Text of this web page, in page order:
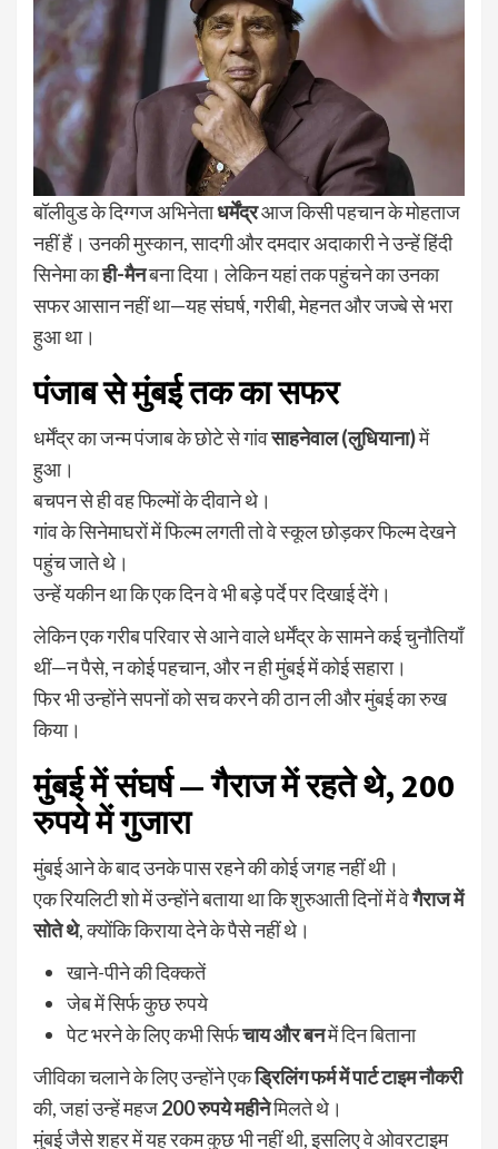
बॉलीवुड के दिग्गज अभिनेताधर्मेंद्रआज किसी पहचान के मोहताज
नहीं हैं। उनकी मुस्कान, सादगी और दमदार अदाकारी ने उन्हें हिंदी
सिनेमा काही-मैनबना दिया। लेकिन यहां तक पहुंचने का उनका
सफर आसान नहीं था—यह संघर्ष, गरीबी, मेहनत और जज्बे से भरा
हुआ था।
पंजाब से मुंबई तक का सफर
धर्मेंद्र का जन्म पंजाब के छोटे से गांवसाहनेवाल (लुधियाना)में
हुआ।
बचपन से ही वह फिल्मों के दीवाने थे।
गांव के सिनेमाघरों में फिल्म लगती तो वे स्कूल छोड़कर फिल्म देखने
पहुंच जाते थे।
उन्हें यकीन था कि एक दिन वे भी बड़े पर्दे पर दिखाई देंगे।
लेकिन एक गरीब परिवार से आने वाले धर्मेंद्र के सामने कई चुनौतियाँ
थीं—न पैसे, न कोई पहचान, और न ही मुंबई में कोई सहारा।
फिर भी उन्होंने सपनों को सच करने की ठान ली और मुंबई का रुख
किया।
मुंबई में संघर्ष — गैराज में रहते थे, 200
रुपये में गुजारा
मुंबई आने के बाद उनके पास रहने की कोई जगह नहीं थी।
एक रियलिटी शो में उन्होंने बताया था कि शुरुआती दिनों में वेगैराज में
सोते थे, क्योंकि किराया देने के पैसे नहीं थे।
खाने-पीने की दिक्कतें
जेब में सिर्फ कुछ रुपये
पेट भरने के लिए कभी सिर्फचाय और बनमें दिन बिताना
जीविका चलाने के लिए उन्होंने एकड्रिलिंग फर्म में पार्ट टाइम नौकरी
की, जहां उन्हें महज200 रुपये महीनेमिलते थे।
मुंबई जैसे शहर में यह रकम कुछ भी नहीं थी, इसलिए वे ओवरटाइम